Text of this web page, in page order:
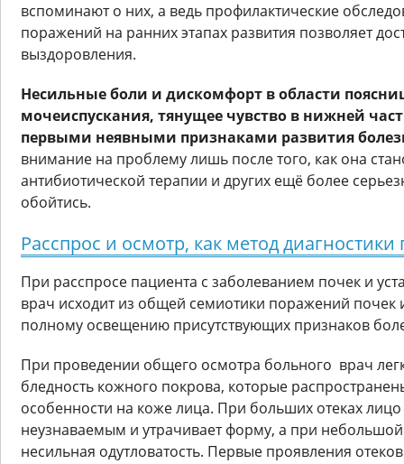
вспоминают о них, а ведь профилактические
поражений на ранних этапах развития позволяет
выздоровления.
Несильные боли и дискомфорт в области
мочеиспускания, тянущее чувство в нижней
первыми неявными признаками развития
внимание на проблему лишь после того, как она
антибиотической терапии и других ещё более
обойтись.
Расспрос и осмотр, как метод
При расспросе пациента с заболеванием почек и
врач исходит из общей семиотики поражений почек
полному освещению присутствующих признаков
При проведении общего осмотра больного врач
бледность кожного покрова, которые
особенности на коже лица. При больших отеках лицо
неузнаваемым и утрачивает форму, а при
несильная одутловатость. Первые проявления